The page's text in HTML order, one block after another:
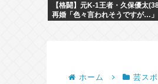
【格闘】元K-1王者・久保優太
再婚「色々言われそうですが…」
ホーム 芸スポ